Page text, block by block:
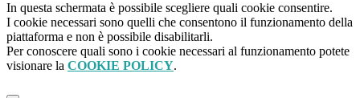
In questa schermata è possibile scegliere quali cookie consentire.
I cookie necessari sono quelli che consentono il funzionamento della
piattaforma e non è possibile disabilitarli.
Per conoscere quali sono i cookie necessari al funzionamento potete
visionare la COOKIE POLICY.